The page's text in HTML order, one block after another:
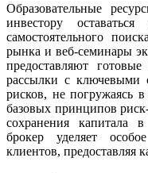
Образовательные
инвестору
самостоятельного
рынка и веб-семинары
предоставляют
рассылки с ключевыми
рисков, не
базовых принципов
сохранения капитала
брокер уделяет
клиентов, предоставляя